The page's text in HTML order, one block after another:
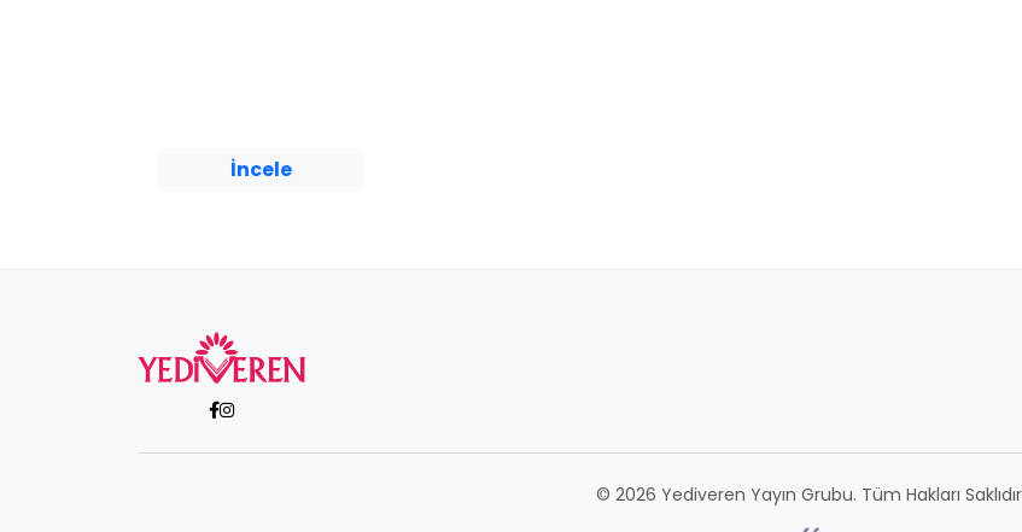
İncele
© 2026 Yediveren Yayın Grubu. Tüm Hakları